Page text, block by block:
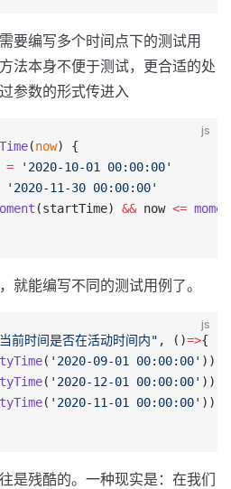
要编写多个时间点下的测试用
法本身不便于测试，更合适的处
参数的形式传进入
js
(now) {
= '2020-10-01 00:00:00'
'2020-11-30 00:00:00'
(startTime) && now <=
就能编写不同的测试用例了。
js
时间是否在活动时间内" , ()=>{
( '2020-09-01 00:00:00' )).
( '2020-12-01 00:00:00' )).
( '2020-11-01 00:00:00' )).
是残酷的。一种现实是：在我们